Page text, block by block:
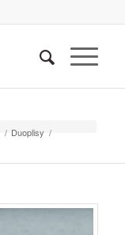
/ Duoplisy /